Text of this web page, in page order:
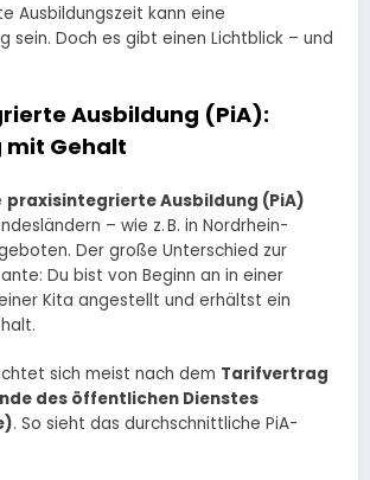
Ausbildungszeit kann eine
sein. Doch es gibt einen Lichtblick – und
Ausbildung (PiA):
mit Gehalt
praxisintegrierte Ausbildung (PiA)
– wie z. B. in Nordrhein-
Der große Unterschied zur
Du bist von Beginn an in einer
Kita angestellt und erhältst ein
sich meist nach dem Tarifvertrag
des öffentlichen Dienstes
. So sieht das durchschnittliche PiA-